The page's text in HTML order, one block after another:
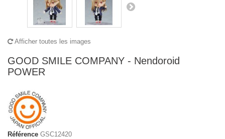
Afficher toutes les images
GOOD SMILE COMPANY - Nendoroid
POWER
Référence GSC12420